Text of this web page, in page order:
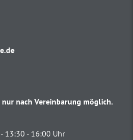
nach Vereinbarung möglich.
13:30 - 16:00 Uhr